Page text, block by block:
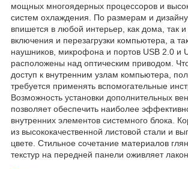
мощных многоядерных процессоров и
систем охлаждения. По размерам и
впишется в любой интерьер, как дома, так
включения и перезагрузки компьютера, а
наушников, микрофона и портов USB 2.0 и
расположены над оптическим приводом.
доступ к внутренним узлам компьютера,
требуется применять вспомогательные
Возможность установки дополнительных
позволяет обеспечить наиболее
внутренних элементов системного блока.
из высококачественной листовой стали и
цвете. Стильное сочетание материалов
текстур на передней панели оживляет